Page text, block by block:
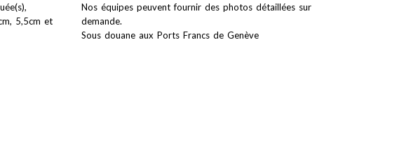
5,5cm et
Nos équipes peuvent fournir des photos détaillées sur
demande.
Sous douane aux Ports Francs de Genève